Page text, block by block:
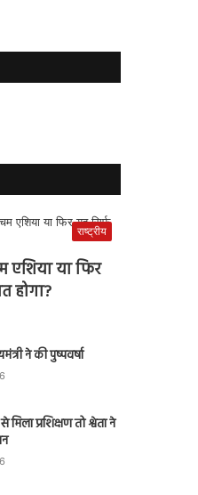
राष्ट्रीय
एशिया या फिर
होगा?
ने की पुष्पवर्षा
प्रशिक्षण तो श्वेता ने